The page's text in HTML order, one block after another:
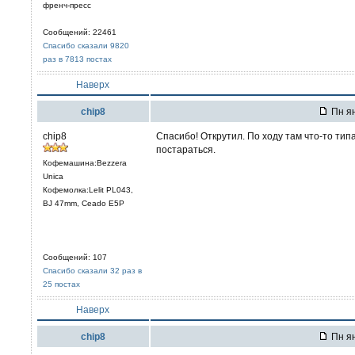
френч-пресс
Сообщений: 22461
Спасибо сказали 9820
раз в 7813 постах
Наверх
chip8 Пн
chip8
Кофемашина:Bezzera
Unica
Кофемолка:Lelit PL043,
BJ 47mm, Ceado E5P
Сообщений: 107
Спасибо сказали 32 раз в
25 постах
Спасибо! Открутил. По ходу там что-то
постараться.
Наверх
chip8 Пн